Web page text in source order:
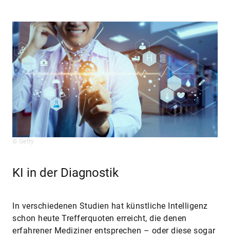
© Getty
KI in der Diagnostik
In verschiedenen Studien hat künstliche Intelligenz
schon heute Trefferquoten erreicht, die denen
erfahrener Mediziner entsprechen – oder diese sogar